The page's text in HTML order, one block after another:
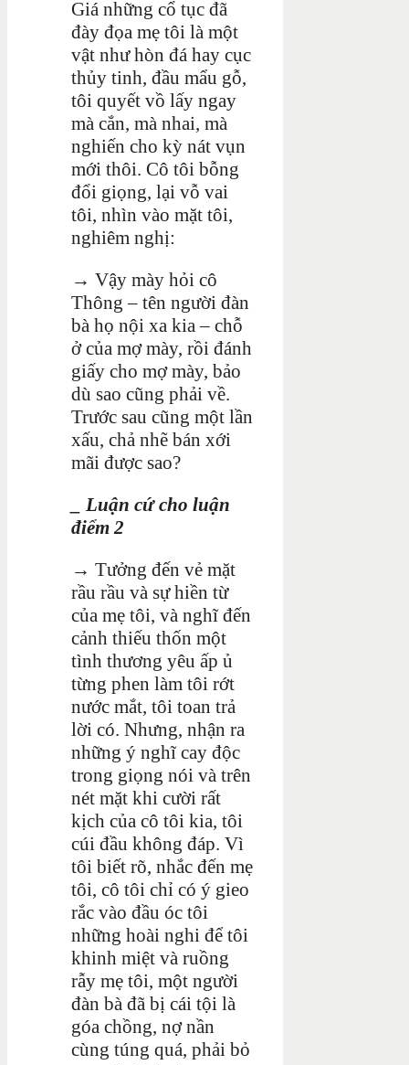
Giá những cổ tục đã
đày đọa mẹ tôi là một
vật như hòn đá hay cục
thủy tinh, đầu mẩu gỗ,
tôi quyết vồ lấy ngay
mà cắn, mà nhai, mà
nghiến cho kỳ nát vụn
mới thôi. Cô tôi bỗng
đổi giọng, lại vỗ vai
tôi, nhìn vào mặt tôi,
nghiêm nghị:
→ Vậy mày hỏi cô
Thông – tên người đàn
bà họ nội xa kia – chỗ
ở của mợ mày, rồi đánh
giấy cho mợ mày, bảo
dù sao cũng phải về.
Trước sau cũng một lần
xấu, chả nhẽ bán xới
mãi được sao?
_ Luận cứ cho luận
điểm 2
→ Tưởng đến vẻ mặt
rầu rầu và sự hiền từ
của mẹ tôi, và nghĩ đến
cảnh thiếu thốn một
tình thương yêu ấp ủ
từng phen làm tôi rớt
nước mắt, tôi toan trả
lời có. Nhưng, nhận ra
những ý nghĩ cay độc
trong giọng nói và trên
nét mặt khi cười rất
kịch của cô tôi kia, tôi
cúi đầu không đáp. Vì
tôi biết rõ, nhắc đến mẹ
tôi, cô tôi chỉ có ý gieo
rắc vào đầu óc tôi
những hoài nghi để tôi
khinh miệt và ruồng
rẫy mẹ tôi, một người
đàn bà đã bị cái tội là
góa chồng, nợ nần
cùng túng quá, phải bỏ